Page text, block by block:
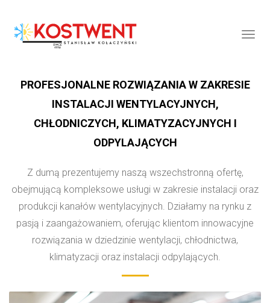
PROFESJONALNE ROZWIĄZANIA W ZAKRESIE
INSTALACJI WENTYLACYJNYCH,
CHŁODNICZYCH, KLIMATYZACYJNYCH I
ODPYLAJĄCYCH
Z dumą prezentujemy naszą wszechstronną ofertę,
obejmującą kompleksowe usługi w zakresie instalacji oraz
produkcji kanałów wentylacyjnych. Działamy na rynku z
pasją i zaangażowaniem, oferując klientom innowacyjne
rozwiązania w dziedzinie wentylacji, chłodnictwa,
klimatyzacji oraz instalacji odpylających.